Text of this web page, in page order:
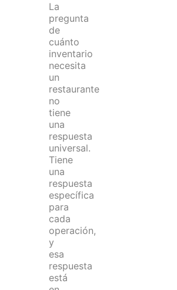
La
pregunta
de
cuánto
inventario
necesita
un
restaurante
no
tiene
una
respuesta
universal.
Tiene
una
respuesta
específica
para
cada
operación,
y
esa
respuesta
está